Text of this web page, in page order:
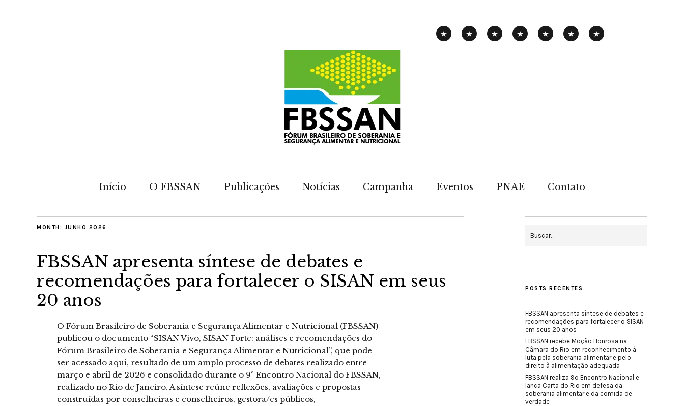
Início O FBSSAN Publicações Notícias Campanha Eventos PNAE Contato
MONTH: JUNHO 2026
FBSSAN apresenta síntese de debates e
recomendações para fortalecer o SISAN em seus
20 anos
O Fórum Brasileiro de Soberania e Segurança Alimentar e Nutricional (FBSSAN)
publicou o documento “SISAN Vivo, SISAN Forte: análises e recomendações do
Fórum Brasileiro de Soberania e Segurança Alimentar e Nutricional”, que pode
ser acessado aqui, resultado de um amplo processo de debates realizado entre
março e abril de 2026 e consolidado durante o 9º Encontro Nacional do FBSSAN,
realizado no Rio de Janeiro. A síntese reúne reflexões, avaliações e propostas
construídas por conselheiras e conselheiros, gestora/es públicos,
POSTS RECENTES
FBSSAN apresenta síntese de debates e
recomendações para fortalecer o SISAN
em seus 20 anos
FBSSAN recebe Moção Honrosa na
Câmara do Rio em reconhecimento à
luta pela soberania alimentar e pelo
direito à alimentação adequada
FBSSAN realiza 9º Encontro Nacional e
lança Carta do Rio em defesa da
soberania alimentar e da comida de
verdade